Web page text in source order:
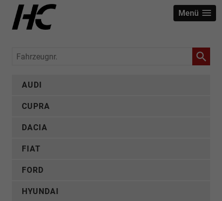
Menü
Fahrzeugnr.
AUDI
CUPRA
DACIA
FIAT
FORD
HYUNDAI